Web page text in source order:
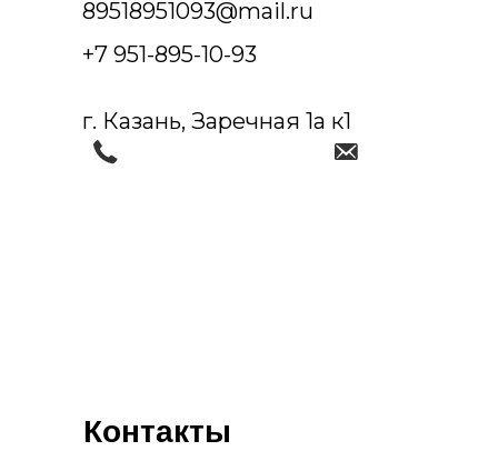
+7 951-895-10-93
89518951093@mail.ru
г. Казань, Заречная 1а к1
Контакты